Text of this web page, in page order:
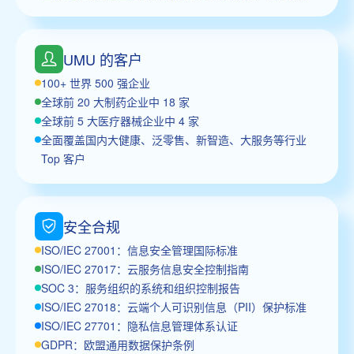
UMU 的客户
100+ 世界 500 强企业
全球前 20 大制药企业中 18 家
全球前 5 大医疗器械企业中 4 家
全面覆盖国内大健康、泛零售、新智造、大服务等行业
Top 客户
安全合规
ISO/IEC 27001：信息安全管理国际标准
ISO/IEC 27017：云服务信息安全控制指南
SOC 3：服务组织的系统和组织控制报告
ISO/IEC 27018：云端个人可识别信息（PII）保护标准
ISO/IEC 27701：隐私信息管理体系认证
GDPR：欧盟通用数据保护条例